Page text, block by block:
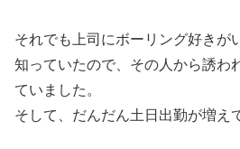
それでも上司にボーリング好きが
知っていたので、その人から誘わ
ていました。
そして、だんだん土日出勤が増え